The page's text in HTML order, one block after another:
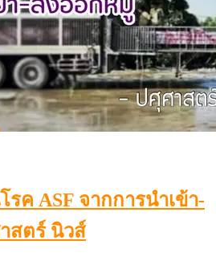
ค ​ASF จากการนำเข้า-
สตร์ นิวส์